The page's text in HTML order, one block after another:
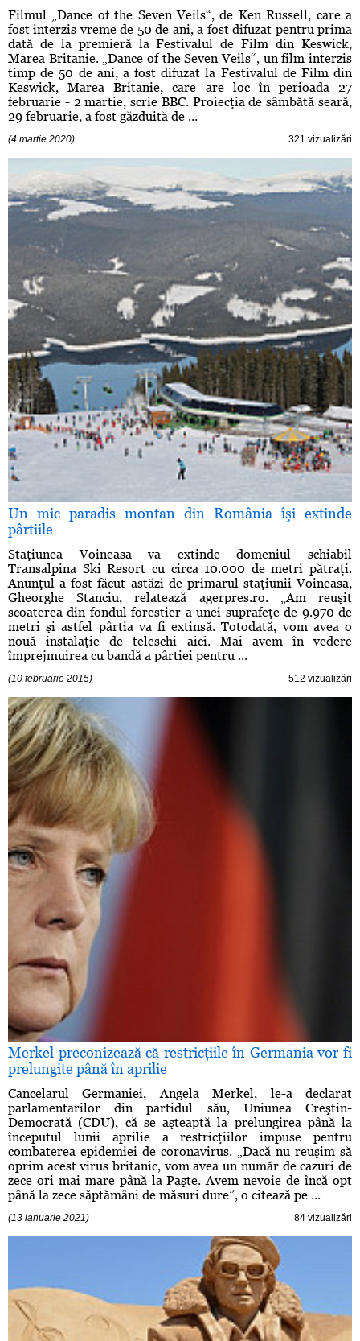
Filmul „Dance of the Seven Veils“, de Ken Russell, care a
fost interzis vreme de 50 de ani, a fost difuzat pentru prima
dată de la premieră la Festivalul de Film din Keswick,
Marea Britanie. „Dance of the Seven Veils“, un film interzis
timp de 50 de ani, a fost difuzat la Festivalul de Film din
Keswick, Marea Britanie, care are loc în perioada 27
februarie - 2 martie, scrie BBC. Proiecţia de sâmbătă seară,
29 februarie, a fost găzduită de ...
(4 martie 2020) 321 vizualizări
Un mic paradis montan din România îşi extinde
pârtiile
Staţiunea Voineasa va extinde domeniul schiabil
Transalpina Ski Resort cu circa 10.000 de metri pătraţi.
Anunţul a fost făcut astăzi de primarul staţiunii Voineasa,
Gheorghe Stanciu, relatează agerpres.ro. „Am reuşit
scoaterea din fondul forestier a unei suprafeţe de 9.970 de
metri şi astfel pârtia va fi extinsă. Totodată, vom avea o
nouă instalaţie de teleschi aici. Mai avem în vedere
împrejmuirea cu bandă a pârtiei pentru ...
(10 februarie 2015) 512 vizualizări
Merkel preconizează că restricţiile în Germania vor fi
prelungite până în aprilie
Cancelarul Germaniei, Angela Merkel, le-a declarat
parlamentarilor din partidul său, Uniunea Creştin-
Democrată (CDU), că se aşteaptă la prelungirea până la
începutul lunii aprilie a restricţiilor impuse pentru
combaterea epidemiei de coronavirus. „Dacă nu reuşim să
oprim acest virus britanic, vom avea un număr de cazuri de
zece ori mai mare până la Paşte. Avem nevoie de încă opt
până la zece săptămâni de măsuri dure”, o citează pe ...
(13 ianuarie 2021) 84 vizualizări